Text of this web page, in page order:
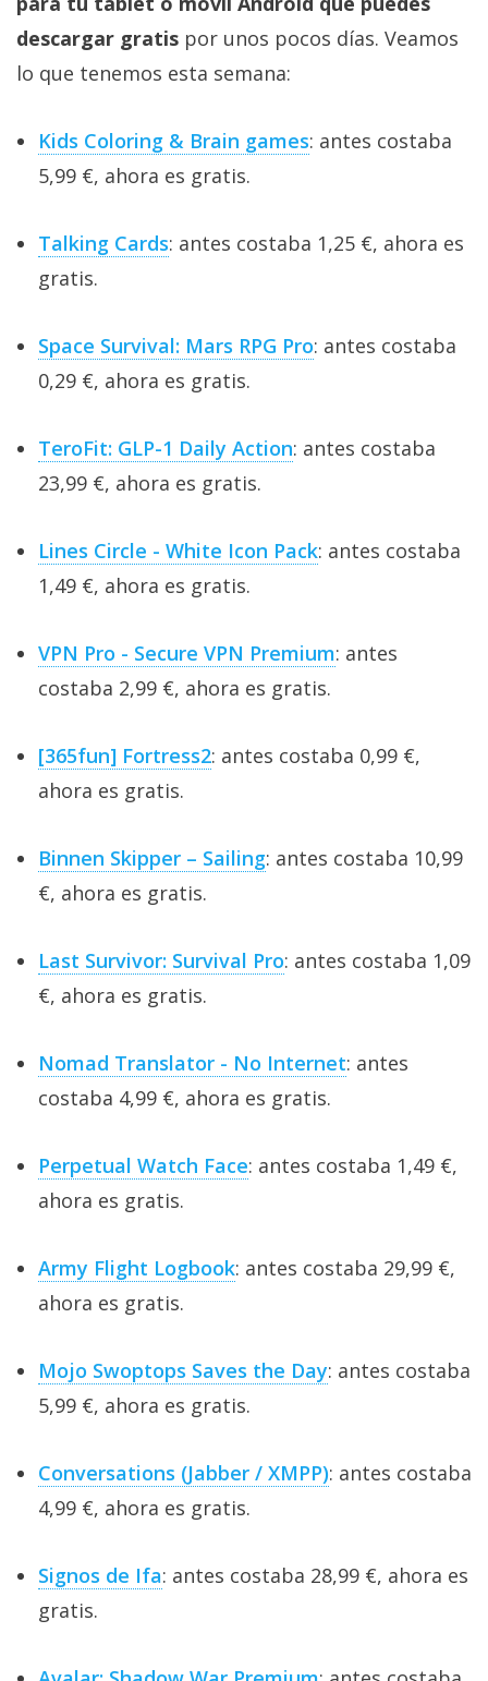
descargar gratis por unos pocos días. Veamos
lo que tenemos esta semana:
Kids Coloring & Brain games: antes costaba
5,99 €, ahora es gratis.
Talking Cards: antes costaba 1,25 €, ahora es
gratis.
Space Survival: Mars RPG Pro: antes costaba
0,29 €, ahora es gratis.
TeroFit: GLP-1 Daily Action: antes costaba
23,99 €, ahora es gratis.
Lines Circle - White Icon Pack: antes costaba
1,49 €, ahora es gratis.
VPN Pro - Secure VPN Premium: antes
costaba 2,99 €, ahora es gratis.
[365fun] Fortress2: antes costaba 0,99 €,
ahora es gratis.
Binnen Skipper – Sailing: antes costaba 10,99
€, ahora es gratis.
Last Survivor: Survival Pro: antes costaba 1,09
€, ahora es gratis.
Nomad Translator - No Internet: antes
costaba 4,99 €, ahora es gratis.
Perpetual Watch Face: antes costaba 1,49 €,
ahora es gratis.
Army Flight Logbook: antes costaba 29,99 €,
ahora es gratis.
Mojo Swoptops Saves the Day: antes costaba
5,99 €, ahora es gratis.
Conversations (Jabber / XMPP): antes costaba
4,99 €, ahora es gratis.
Signos de Ifa: antes costaba 28,99 €, ahora es
gratis.